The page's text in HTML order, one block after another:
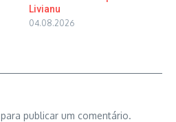
Livianu
04.08.2026
para publicar um comentário.